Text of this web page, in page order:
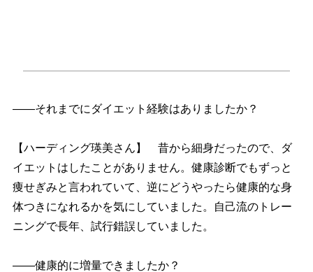
――それまでにダイエット経験はありましたか？
【ハーディング瑛美さん】 昔から細身だったので、ダ
イエットはしたことがありません。健康診断でもずっと
痩せぎみと言われていて、逆にどうやったら健康的な身
体つきになれるかを気にしていました。自己流のトレー
ニングで長年、試行錯誤していました。
――健康的に増量できましたか？